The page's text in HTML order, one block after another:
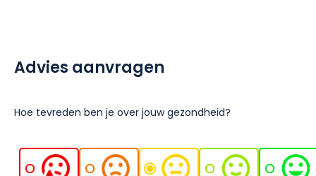
Advies aanvragen
Hoe tevreden ben je over jouw gezondheid?